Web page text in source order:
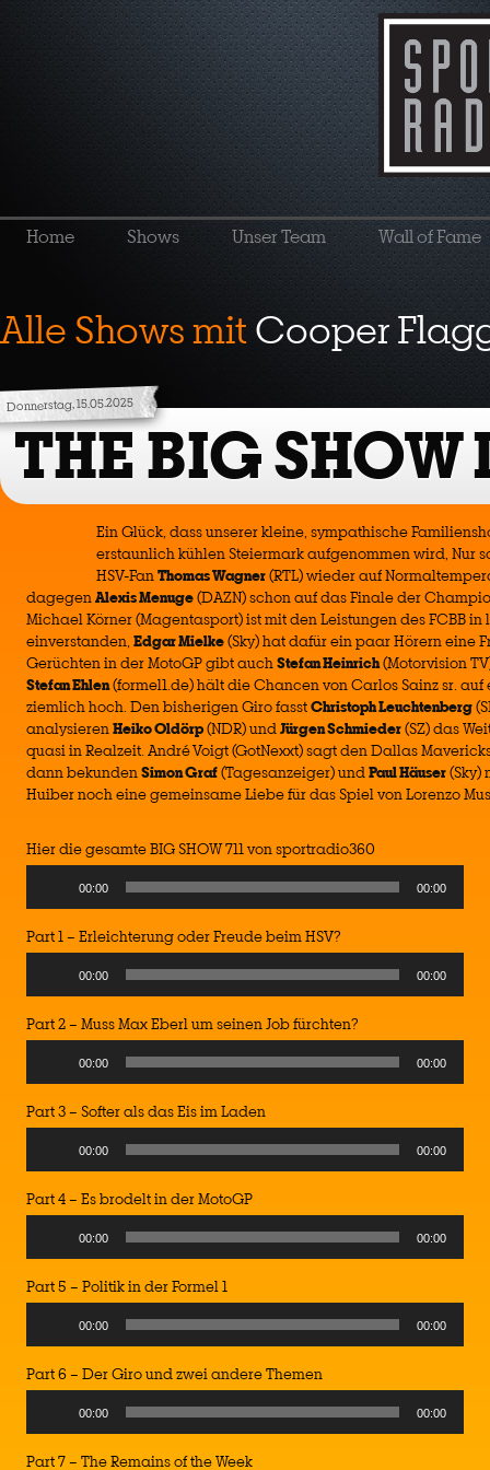
Home Shows Unser Team Wall of Fame
Alle Shows mitCooper
Donnerstag, 15.05.2025
THE BIG
Ein Glück, dass unserer kleine, sympathische
erstaunlich kühlen Steiermark aufgenommen wird, Nur
HSV-FanThomas Wagner(RTL) wieder auf
dagegenAlexis Menuge(DAZN) schon auf das Finale der
Michael Körner (Magentasport) ist mit den Leistungen des FCBB
einverstanden, Edgar Mielke(Sky) hat dafür ein paar Hörern eine
Gerüchten in der MotoGP gibt auchStefan Heinrich(Motorvision
Stefan Ehlen(formel1.de) hält die Chancen von Carlos Sainz sr.
ziemlich hoch. Den bisherigen Giro fasstChristoph Leuchtenberg
analysierenHeiko Oldörp(NDR) undJürgen Schmieder(SZ) das
quasi in Realzeit. André Voigt (GotNexxt) sagt den Dallas
dann bekundenSimon Graf(Tagesanzeiger) undPaul Häuser(Sky)
Huiber noch eine gemeinsame Liebe für das Spiel von Lorenzo
Hier die gesamte BIG SHOW 711 von sportradio360
Player
00:00 00:00
Part 1 – Erleichterung oder Freude beim HSV?
Player
00:00 00:00
Part 2 – Muss Max Eberl um seinen Job fürchten?
Player
00:00 00:00
Part 3 – Softer als das Eis im Laden
Player
00:00 00:00
Part 4 – Es brodelt in der MotoGP
Player
00:00 00:00
Part 5 – Politik in der Formel 1
Player
00:00 00:00
Part 6 – Der Giro und zwei andere Themen
Player
00:00 00:00
Part 7 – The Remains of the Week